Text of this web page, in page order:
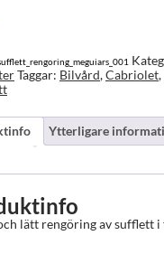
kr.
Taggar: Bilvård,Cabriolet,
Ytterligare
lätt rengöring av sufflett